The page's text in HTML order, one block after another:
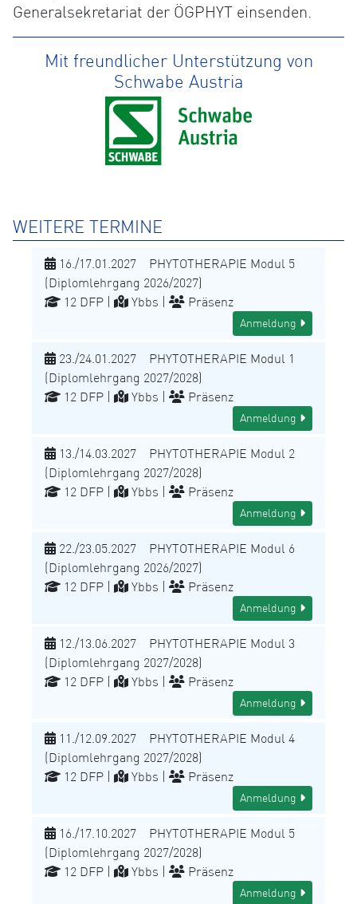
Generalsekretariat der ÖGPHYT einsenden.
Mit freundlicher Unterstützung von
Schwabe Austria
WEITERE TERMINE
16./17.01.2027 PHYTOTHERAPIE Modul 5
(Diplomlehrgang 2026/2027)
12 DFP |
Ybbs | Präsenz
Anmeldung
23./24.01.2027 PHYTOTHERAPIE Modul 1
(Diplomlehrgang 2027/2028)
12 DFP |
Ybbs | Präsenz
Anmeldung
13./14.03.2027 PHYTOTHERAPIE Modul 2
(Diplomlehrgang 2027/2028)
12 DFP |
Ybbs | Präsenz
Anmeldung
22./23.05.2027 PHYTOTHERAPIE Modul 6
(Diplomlehrgang 2026/2027)
12 DFP |
Ybbs | Präsenz
Anmeldung
12./13.06.2027 PHYTOTHERAPIE Modul 3
(Diplomlehrgang 2027/2028)
12 DFP |
Ybbs | Präsenz
Anmeldung
11./12.09.2027 PHYTOTHERAPIE Modul 4
(Diplomlehrgang 2027/2028)
12 DFP |
Ybbs | Präsenz
Anmeldung
16./17.10.2027 PHYTOTHERAPIE Modul 5
(Diplomlehrgang 2027/2028)
12 DFP |
Ybbs | Präsenz
Anmeldung